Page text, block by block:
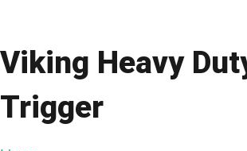
Viking Heavy
Trigger